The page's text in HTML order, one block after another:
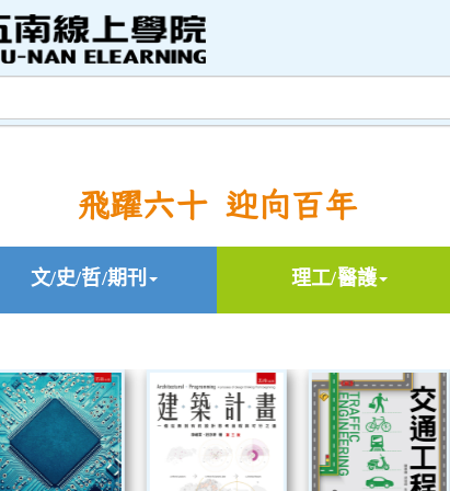
飛躍六十 迎向百年
文/史/哲/期刊 理工/醫護